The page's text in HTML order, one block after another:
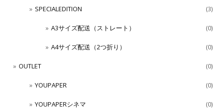
SPECIALEDITION (3)
A3サイズ配送（ストレート） (0)
A4サイズ配送（2つ折り） (0)
OUTLET (0)
YOUPAPER (0)
YOUPAPERシネマ (0)